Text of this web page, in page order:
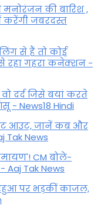
मनोरंजन की बारिश ,
करेंगी जबरदस्त
से हैं तो कोई
रहा गहरा कनेक्शन -
दर्द जिसे बयां करते
News18 Hindi
आउट, जानें कब और
Tak News
CM बोले-
Aaj Tak News
पर भड़कीं काजल,